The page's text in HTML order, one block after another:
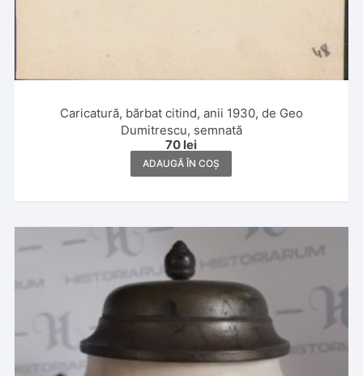
Caricatură, bărbat citind, anii 1930, de Geo
Dumitrescu, semnată
70 lei
ADAUGĂ ÎN COȘ